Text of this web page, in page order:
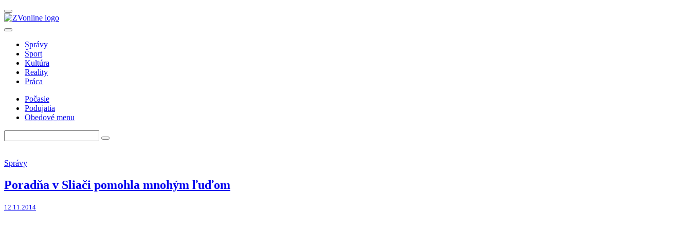
Správy
Šport
Kultúra
Reality
Práca
Počasie
Podujatia
Obedové menu
Správy
Poradňa v Sliači pomohla mnohým ľuďom
12.11.2014